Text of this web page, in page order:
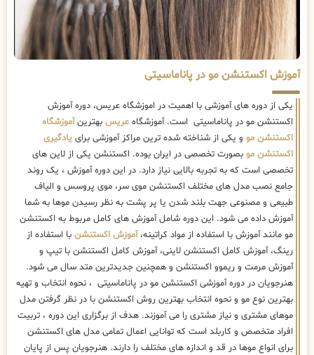
آموزش اکستنشن مو در پاناماسیتی
یکی از دوره های آموزشی با اهمیت در اموزشگاه عریس، دوره آموزش
اکستنشن مو در پاناماسیتی است. آموزشگاه عریس بهترینآموزشگاه
اکستنشن مو و یکی از شناخته شده ترین مراکز آموزشی برای یادگیری
اکستنشن مو بصورت تخصصی در ایران بوده. اکستنشن یکی از لاین های
تخصصی است که به تجربه بالایی نیاز دارد. در این دوره آموزش ، یک روند
جامع نصب مدل های مختلف اکستنشن موی سر، موی پروسس و الیاف
طبیعی و مصنوعی جهت بلند شدن یا پر پشت به نظر رسیدن موها به شما
آموزش داده می شود. این دوره شامل آموزش های کامل مربوط به اکستنشن
مو مانند آموزش با استفاده از مواد کراتینه،آموزش اکستنشن با استفاده از
رینگ، آموزش کامل اکستنشن لاینی، آموزش کامل اکستنشن با تیپ و
آموزش مرمت و ریموو اکستنشن و همچنین جدیدترین متد سال می شود.
هنرجویان در دوره آموزشی اکستنشن مو در پاناماسیتی ، نحوه انتخاب و تهیه
بهترین نوع مو و نحوه انتخاب بهترین روش اکستنشن با در نظر گرفتن مدل
موهای مشتری و نیاز مشتری را می آموزند. هدف از برگزاری این دوره ، تربیت
افراد متخصص و کاربلد است که توانایی اعمال تمامی مدل های اکستنشن
برای انواع موها در قد و اندازه های مختلف را دارند. هنرجویان پس از پایان